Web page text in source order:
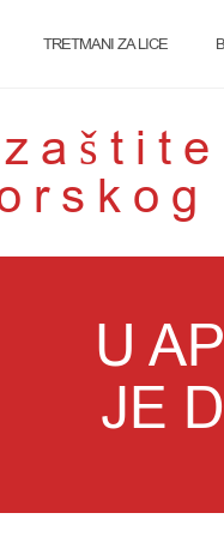
TRETMANI ZA LICE
U
JE